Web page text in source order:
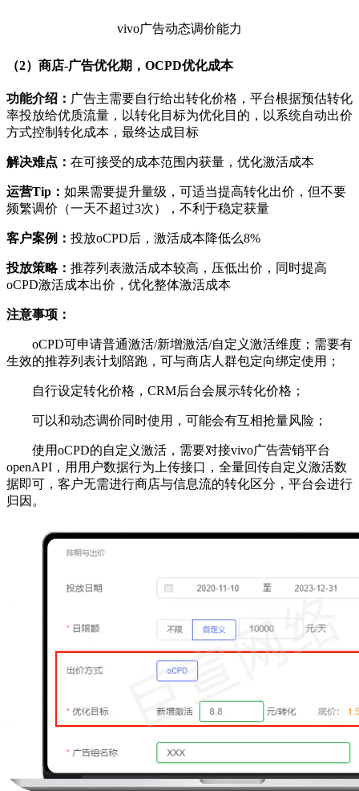
vivo广告动态调价能力
（2）商店-广告优化期，OCPD优化成本
功能介绍： 广告主需要自行给出转化价格，平台根据预估转化
率投放给优质流量，以转化目标为优化目的，以系统自动出价
方式控制转化成本，最终达成目标
解决难点： 在可接受的成本范围内获量，优化激活成本
运营Tip： 如果需要提升量级，可适当提高转化出价，但不要
频繁调价（一天不超过3次），不利于稳定获量
客户案例： 投放oCPD后，激活成本降低么8%
投放策略： 推荐列表激活成本较高，压低出价，同时提高
oCPD激活成本出价，优化整体激活成本
注意事项：
oCPD可申请普通激活/新增激活/自定义激活维度；需要有
生效的推荐列表计划陪跑，可与商店人群包定向绑定使用；
自行设定转化价格，CRM后台会展示转化价格；
可以和动态调价同时使用，可能会有互相抢量风险；
使用oCPD的自定义激活，需要对接vivo广告营销平台
openAPI，用用户数据行为上传接口，全量回传自定义激活数
据即可，客户无需进行商店与信息流的转化区分，平台会进行
归因。